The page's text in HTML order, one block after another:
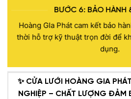
BƯỚC 6: BẢO HÀNH
Hoàng GIa Phát cam kết bảo
thời hỗ trợ kỹ thuật trọn đời để
dụng.
✨ CỬA LƯỚI HOÀNG GIA
NGHIỆP – CHẤT LƯỢNG ĐẢM